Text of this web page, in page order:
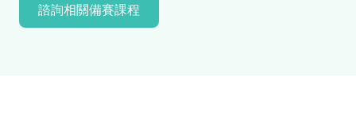
諮詢相關備賽課程